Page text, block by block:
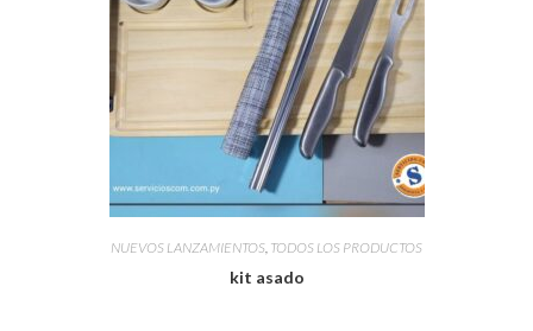
NUEVOS LANZAMIENTOS TODOS LOS PRODUCTOS
kit asado